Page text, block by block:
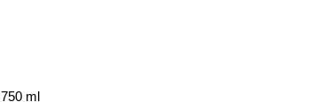
750 ml